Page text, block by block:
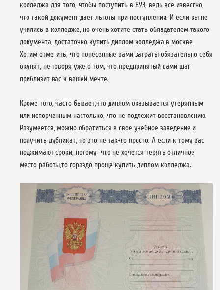
колледжа для того, чтобы поступить в ВУЗ, ведь все известно,
что такой документ дает льготы при поступлении. И если вы не
учились в колледже, но очень хотите стать обладателем такого
документа, достаточно купить диплом колледжа в москве.
Хотим отметить, что понесенные вами затраты обязательно себя
окупят, не говоря уже о том, что предпринятый вами шаг
приблизит вас к вашей мечте.
Кроме того, часто бывает,что диплом оказывается утерянным
или испорченным настолько, что не подлежит восстановлению.
Разумеется, можно обратиться в свое учебное заведение и
получить дубликат, но это не так-то просто. А если к тому вас
поджимают сроки, потому что не хочется терять отличное
место работы,то гораздо проще купить диплом колледжа.